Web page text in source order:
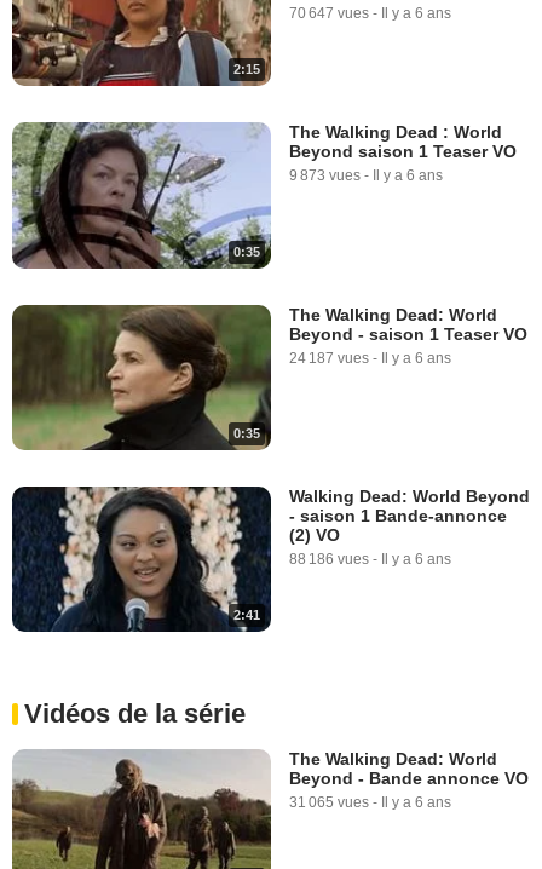
2:15
70 647 vues - Il y a 6 ans
0:35
The Walking Dead : World
Beyond saison 1 Teaser VO
9 873 vues - Il y a 6 ans
0:35
The Walking Dead: World
Beyond - saison 1 Teaser VO
24 187 vues - Il y a 6 ans
2:41
Walking Dead: World Beyond
- saison 1 Bande-annonce
(2) VO
88 186 vues - Il y a 6 ans
Vidéos de la série
The Walking Dead: World
Beyond - Bande annonce VO
31 065 vues - Il y a 6 ans